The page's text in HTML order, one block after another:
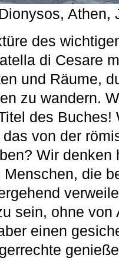
Athen,
des
di Cesare
und Räume,
zu wandern.
des Buches!
von der
Wir denken
die
sein, ohne von
einen